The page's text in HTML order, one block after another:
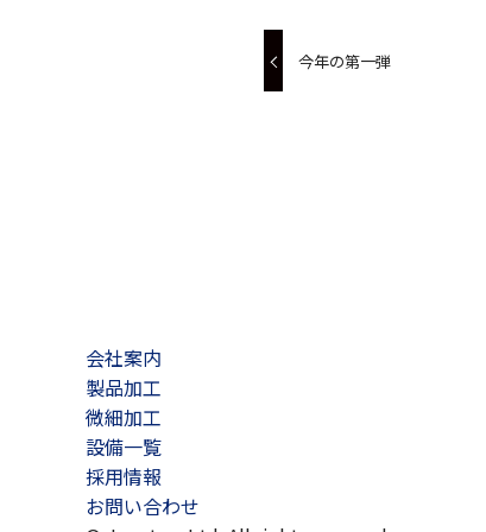
今年の第一弾
会社案内
製品加工
微細加工
設備一覧
採用情報
お問い合わせ